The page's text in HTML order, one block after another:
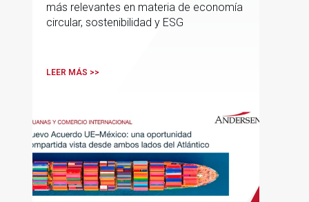
más relevantes en materia de economía
circular, sostenibilidad y ESG
LEER MÁS >>